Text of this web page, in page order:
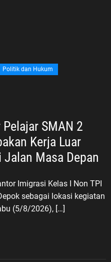
Politik dan Hukum
SMAN 2
Kerja Luar
Imigrasi Kelas I Non TPI
sebagai lokasi kegiatan
(5/8/2026), […]